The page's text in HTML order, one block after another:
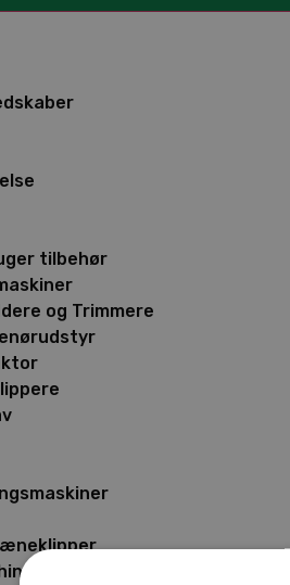
tilbehør
og Trimmere